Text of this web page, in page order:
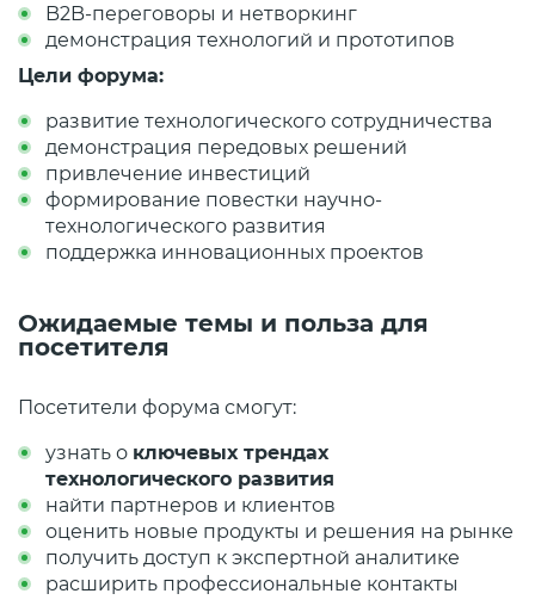
B2B-переговоры и нетворкинг
демонстрация технологий и прототипов
Цели форума:
развитие технологического сотрудничества
демонстрация передовых решений
привлечение инвестиций
формирование повестки научно-
технологического развития
поддержка инновационных проектов
Ожидаемые темы и польза для
посетителя
Посетители форума смогут:
узнать о ключевых трендах
технологического развития
найти партнеров и клиентов
оценить новые продукты и решения на рынке
получить доступ к экспертной аналитике
расширить профессиональные контакты